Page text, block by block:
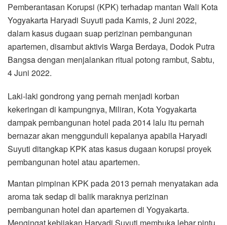
Pemberantasan Korupsi (KPK) terhadap mantan Wali Kota
Yogyakarta Haryadi Suyuti pada Kamis, 2 Juni 2022,
dalam kasus dugaan suap perizinan pembangunan
apartemen, disambut aktivis Warga Berdaya, Dodok Putra
Bangsa dengan menjalankan ritual potong rambut, Sabtu,
4 Juni 2022.
Laki-laki gondrong yang pernah menjadi korban
kekeringan di kampungnya, Miliran, Kota Yogyakarta
dampak pembangunan hotel pada 2014 lalu itu pernah
bernazar akan menggunduli kepalanya apabila Haryadi
Suyuti ditangkap KPK atas kasus dugaan korupsi proyek
pembangunan hotel atau apartemen.
Mantan pimpinan KPK pada 2013 pernah menyatakan ada
aroma tak sedap di balik maraknya perizinan
pembangunan hotel dan apartemen di Yogyakarta.
Mengingat kebijakan Haryadi Suyuti membuka lebar pintu